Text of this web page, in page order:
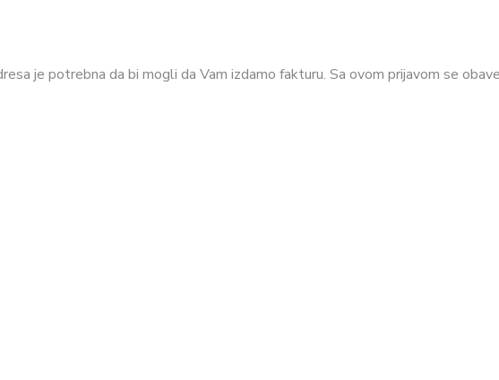
je potrebna da bi mogli da Vam izdamo fakturu. Sa ovom prijavom se